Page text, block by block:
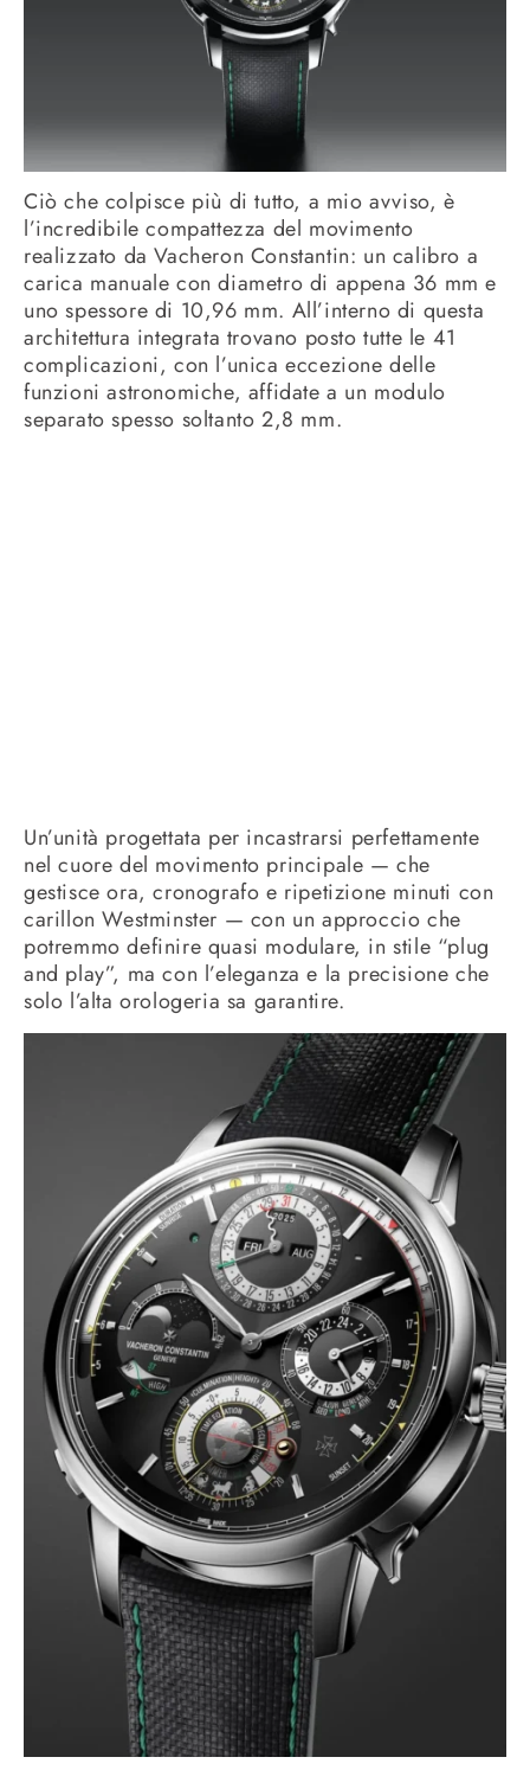
Ciò che colpisce più di tutto, a mio avviso, è
l’incredibile compattezza del movimento
realizzato da Vacheron Constantin: un calibro a
carica manuale con diametro di appena 36 mm e
uno spessore di 10,96 mm. All’interno di questa
architettura integrata trovano posto tutte le 41
complicazioni, con l’unica eccezione delle
funzioni astronomiche, affidate a un modulo
separato spesso soltanto 2,8 mm.
Un’unità progettata per incastrarsi perfettamente
nel cuore del movimento principale — che
gestisce ora, cronografo e ripetizione minuti con
carillon Westminster — con un approccio che
potremmo definire quasi modulare, in stile “plug
and play”, ma con l’eleganza e la precisione che
solo l’alta orologeria sa garantire.